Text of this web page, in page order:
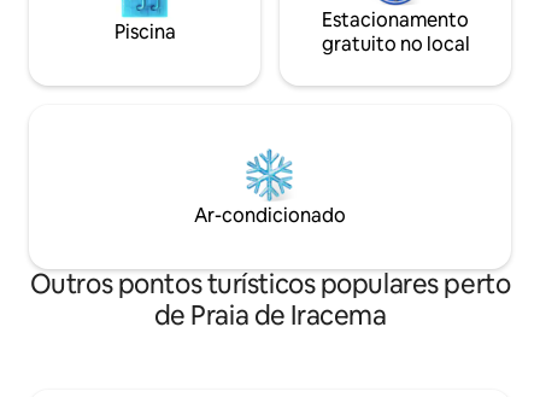
Piscina
Estacionamento
gratuito no local
Ar-condicionado
Outros pontos turísticos populares perto
de Praia de Iracema